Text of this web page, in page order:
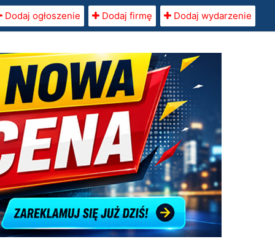
Dodaj ogłoszenie Dodaj firmę Dodaj wydarzenie